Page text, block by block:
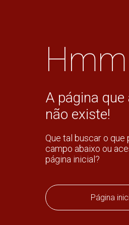
A página que
não existe!
Que tal buscar o que
campo abaixo ou
página inicial?
Página